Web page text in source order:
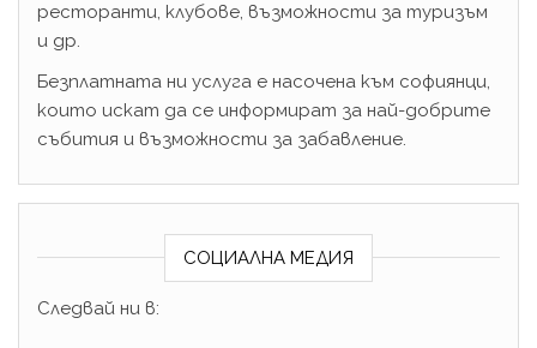
ресторанти, клубове, възможности за туризъм
и др.
Безплатната ни услуга е насочена към софиянци,
които искат да се информират за най-добрите
събития и възможности за забавление.
СОЦИАЛНА МЕДИЯ
Следвай ни в: